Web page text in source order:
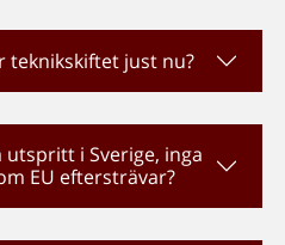
teknikskiftet just nu?
utspritt i Sverige, inga
EU eftersträvar?